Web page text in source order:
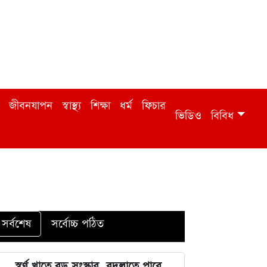
জীবনযাপন স্বাস্থ্য শিক্ষা ধর্ম ফিচার
ভিডিও বিবিধ
সর্বশেষ সর্বোচ্চ পঠিত